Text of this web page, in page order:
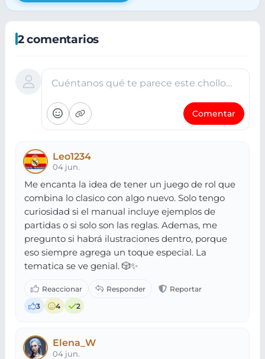
2 comentarios
Cuéntanos qué te parece este chollo…
Comentar
Leo1234
04 jun.
Me encanta la idea de tener un juego de rol que
combina lo clasico con algo nuevo. Solo tengo
curiosidad si el manual incluye ejemplos de
partidas o si solo son las reglas. Ademas, me
pregunto si habrá ilustraciones dentro, porque
eso siempre agrega un toque especial. La
tematica se ve genial. 🎲✨
3 4 2
Elena_W
04 jun.